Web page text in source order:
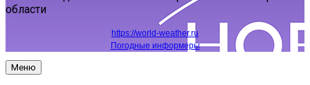
области
https://world-weather.ru
Погодные информеры
Меню